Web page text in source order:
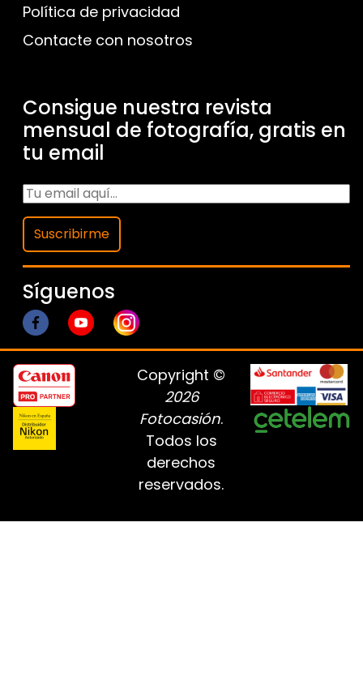
Política de privacidad
Contacte con nosotros
Consigue nuestra revista
mensual de fotografía, gratis en
tu email
Suscribirme
Síguenos
Copyright ©
2026
Fotocasión.
Todos los
derechos
reservados.